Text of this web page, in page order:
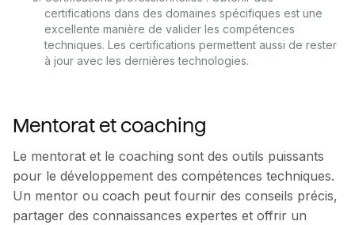
certifications dans des domaines spécifiques est une
excellente manière de valider les compétences
techniques. Les certifications permettent aussi de rester
à jour avec les dernières technologies.
Mentorat et coaching
Le mentorat et le coaching sont des outils puissants
pour le développement des compétences techniques.
Un mentor ou coach peut fournir des conseils précis,
partager des connaissances expertes et offrir un